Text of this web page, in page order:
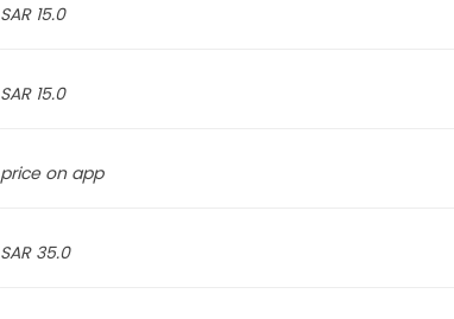
15.0 SAR
15.0 SAR
price on app
35.0 SAR